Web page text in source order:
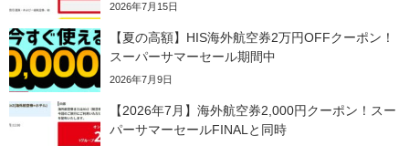
2026年7月15日
【夏の高額】HIS海外航空券2万円OFFクーポン！
スーパーサマーセール期間中
2026年7月9日
【2026年7月】海外航空券2,000円クーポン！スー
パーサマーセールFINALと同時